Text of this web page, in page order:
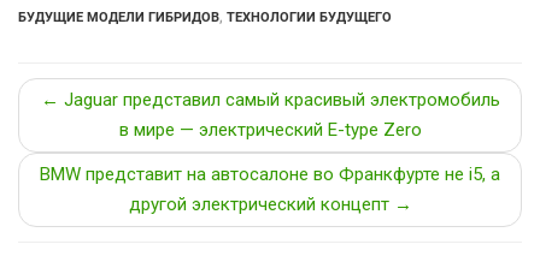
БУДУЩИЕ МОДЕЛИ ГИБРИДОВ, ТЕХНОЛОГИИ БУДУЩЕГО
← Jaguar представил самый красивый электромобиль
в мире — электрический E-type Zero
BMW представит на автосалоне во Франкфурте не i5, а
другой электрический концепт →